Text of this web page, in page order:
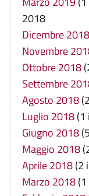
2018
Dicembre 2018
Novembre
Ottobre 2018
Settembre
Agosto 2018
Luglio 2018(1
Giugno 2018
Maggio 2018
Aprile 2018(2
Marzo 2018